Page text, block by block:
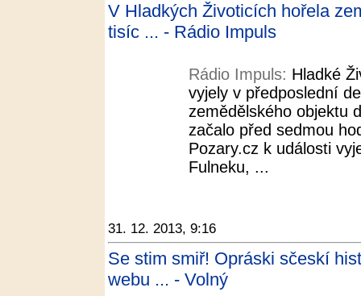
V Hladkých Životicích hořela
tisíc ... - Rádio Impuls
Rádio Impuls: Hladké
vyjely v předposlední
zemědělského objektu
začalo před sedmou
Pozary.cz k události
Fulneku, ...
31. 12. 2013, 9:16
Se stim smiř! Opráski sčeskí
webu ... - Volný